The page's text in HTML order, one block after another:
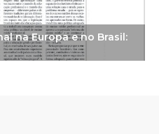
na Europa e no Brasil: